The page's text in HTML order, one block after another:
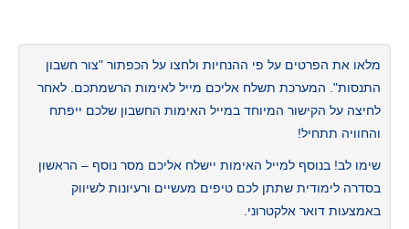
מלאו את הפרטים על פי ההנחיות ולחצו על הכפתור "צור חשבון
התנסות". המערכת תשלח אליכם מייל לאימות הרשמתכם. לאחר
לחיצה על הקישור המיוחד במייל האימות החשבון שלכם ייפתח
והחוויה תתחיל!
שימו לב! בנוסף למייל האימות יישלח אליכם מסר נוסף – הראשון
בסדרה לימודית שתתן לכם טיפים מעשיים ורעיונות לשיווק
באמצעות דואר אלקטרוני.